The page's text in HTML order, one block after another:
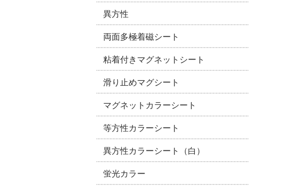
異方性
両面多極着磁シート
粘着付きマグネットシート
滑り止めマグシート
マグネットカラーシート
等方性カラーシート
異方性カラーシート（白）
蛍光カラー